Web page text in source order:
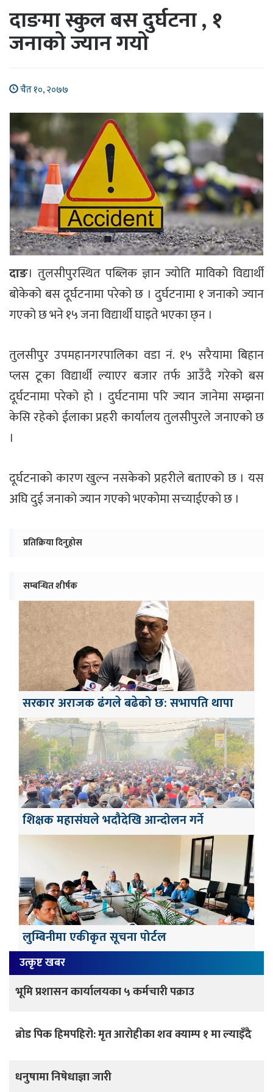
दाङमा स्कुल बस दुर्घटना , १
जनाको ज्यान गयो
चैत १०, २०७७
दाङ। तुलसीपुरस्थित पब्लिक ज्ञान ज्योति माविको विद्यार्थी
बोकेको बस दूर्घटनामा परेको छ । दुर्घटनामा १ जनाको ज्यान
गएको छ भने १५ जना विद्यार्थी घाइते भएका छ्न ।
तुलसीपुर उपमहानगरपालिका वडा नं. १५ सरैयामा बिहान
प्लस टूका विद्यार्थी ल्याएर बजार तर्फ आउँदै गरेको बस
दूर्घटनामा परेको हो । दुर्घटनामा परि ज्यान जानेमा सम्झना
केसि रहेकाे ईलाका प्रहरी कार्यालय तुलसीपुरले जनाएको छ
।
दूर्घटनाको कारण खुल्न नसकेको प्रहरीले बताएको छ । यस
अघि दुई जनाकाे ज्यान गएको भएकाेमा सच्याईएकाे छ ।
प्रतिक्रिया दिनुहोस
सम्बन्धित शीर्षक
सरकार अराजक ढंगले बढेको छ: सभापति थापा
शिक्षक महासंघले भदौदेखि आन्दोलन गर्ने
लुम्बिनीमा एकीकृत सूचना पोर्टल
उत्कृष्ट खबर
भूमि प्रशासन कार्यालयका ५ कर्मचारी पक्राउ
ब्रोड पिक हिमपहिरो: मृत आरोहीका शव क्याम्प १ मा ल्याइँदै
धनुषामा निषेधाज्ञा जारी